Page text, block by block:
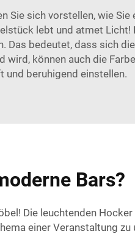
Sie sich vorstellen, wie Sie
lebt und atmet Licht!
Das bedeutet, dass sich
wird, können auch die
und beruhigend einstellen.
Bars?
Die leuchtenden
einer Veranstaltung zu